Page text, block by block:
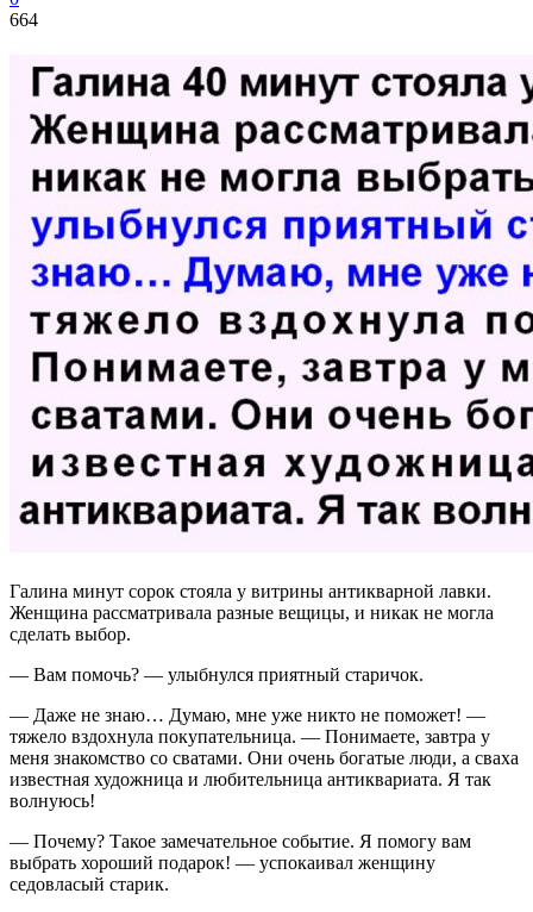
664
Галина минут сорок стояла у витрины антикварной лавки.
Женщина рассматривала разные вещицы, и никак не могла
сделать выбор.
— Вам помочь? — улыбнулся приятный старичок.
— Даже не знаю… Думаю, мне уже никто не поможет! —
тяжело вздохнула покупательница. — Понимаете, завтра у
меня знакомство со сватами. Они очень богатые люди, а сваха
известная художница и любительница антиквариата. Я так
волнуюсь!
— Почему? Такое замечательное событие. Я помогу вам
выбрать хороший подарок! — успокаивал женщину
седовласый старик.